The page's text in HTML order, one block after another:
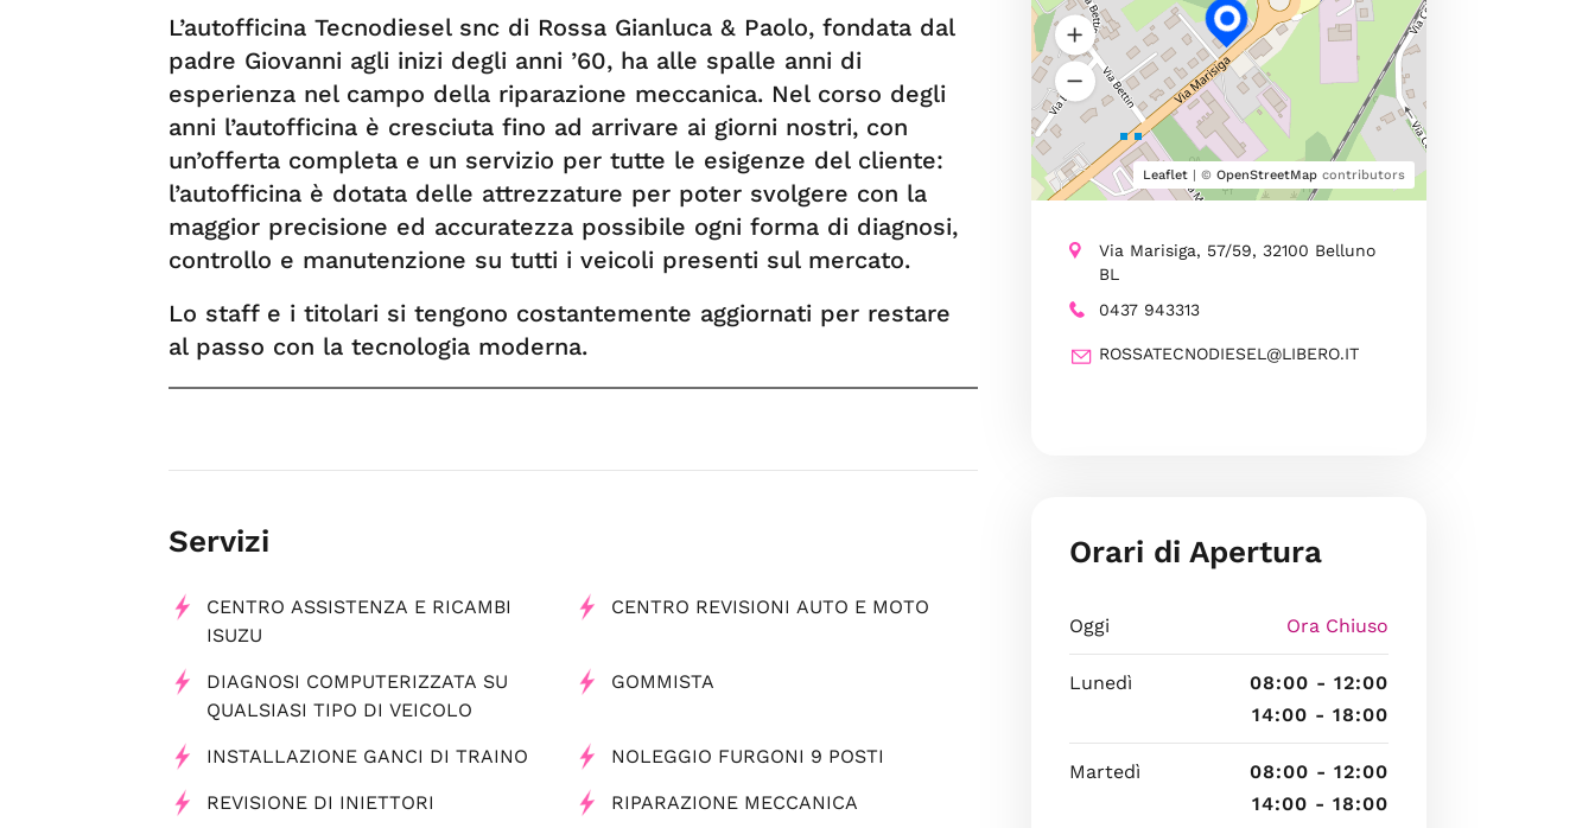
L’autofficina Tecnodiesel snc di Rossa Gianluca & Paolo, fondata dal
padre Giovanni agli inizi degli anni ’60, ha alle spalle anni di
esperienza nel campo della riparazione meccanica. Nel corso degli
anni l’autofficina è cresciuta fino ad arrivare ai giorni nostri, con
un’offerta completa e un servizio per tutte le esigenze del cliente:
l’autofficina è dotata delle attrezzature per poter svolgere con la
maggior precisione ed accuratezza possibile ogni forma di diagnosi,
controllo e manutenzione su tutti i veicoli presenti sul mercato.
Lo staff e i titolari si tengono costantemente aggiornati per restare
al passo con la tecnologia moderna.
Servizi
CENTRO ASSISTENZA E RICAMBI
ISUZU
CENTRO REVISIONI AUTO E MOTO
DIAGNOSI COMPUTERIZZATA SU
QUALSIASI TIPO DI VEICOLO
GOMMISTA
INSTALLAZIONE GANCI DI TRAINO NOLEGGIO FURGONI 9 POSTI
REVISIONE DI INIETTORI RIPARAZIONE MECCANICA
Leaflet| © OpenStreetMapcontributors
Via Marisiga, 57/59, 32100 Belluno
BL
0437 943313
ROSSATECNODIESEL@LIBERO.IT
Orari di Apertura
Oggi Ora Chiuso
Lunedì
08:00 - 12:00
14:00 - 18:00
Martedì
08:00 - 12:00
14:00 - 18:00